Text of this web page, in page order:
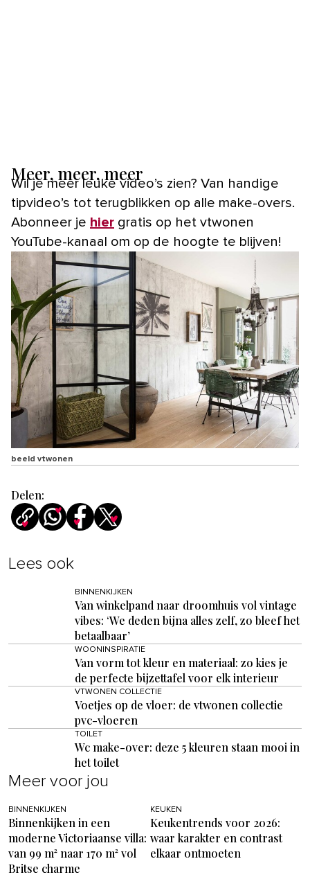
Meer, meer, meer
Wil je meer leuke video’s zien? Van handige
tipvideo’s tot terugblikken op alle make-overs.
Abonneer je hier gratis op het vtwonen
YouTube-kanaal om op de hoogte te blijven!
beeld vtwonen
Delen:
Lees ook
BINNENKIJKEN
Van winkelpand naar droomhuis vol vintage
vibes: ‘We deden bijna alles zelf, zo bleef het
betaalbaar’
WOONINSPIRATIE
Van vorm tot kleur en materiaal: zo kies je
de perfecte bijzettafel voor elk interieur
VTWONEN COLLECTIE
Voetjes op de vloer: de vtwonen collectie
pvc-vloeren
TOILET
Wc make-over: deze 5 kleuren staan mooi in
het toilet
Meer voor jou
BINNENKIJKEN
Binnenkijken in een
moderne Victoriaanse villa:
van 99 m² naar 170 m² vol
Britse charme
KEUKEN
Keukentrends voor 2026:
waar karakter en contrast
elkaar ontmoeten